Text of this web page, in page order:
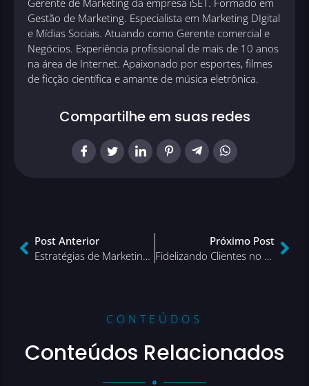
Gestão de Marketing. Especialista em Marketing DIgital
e Mídias Sociais. Atuando como Gerente comercial e
Negócios. Experiência profissional de mais de 10 anos
na área de Internet. Apaixonado por esportes, filmes
de ficção científica e amante de música eletrônica.
Compartilhe em suas redes
Post Anterior
Estratégias de Marketing para E-commerce de Nicho: Como Atrair o Público Certo
Próximo Post
Fidelizando Clientes no Mercado de Arte: Programas de Pontos e Benefícios
CONTEÚDOS
Conteúdos Relacionados